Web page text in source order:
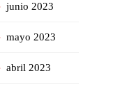
junio 2023
mayo 2023
abril 2023